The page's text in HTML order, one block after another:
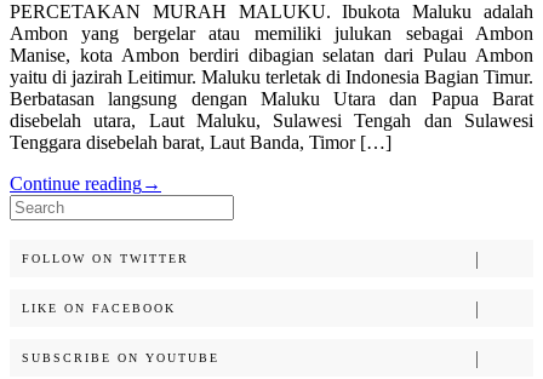
PERCETAKAN MURAH MALUKU. Ibukota Maluku adalah
Ambon yang bergelar atau memiliki julukan sebagai Ambon
Manise, kota Ambon berdiri dibagian selatan dari Pulau Ambon
yaitu di jazirah Leitimur. Maluku terletak di Indonesia Bagian Timur.
Berbatasan langsung dengan Maluku Utara dan Papua Barat
disebelah utara, Laut Maluku, Sulawesi Tengah dan Sulawesi
Tenggara disebelah barat, Laut Banda, Timor […]
Continue reading→
Search
for:
FOLLOW ON TWITTER
LIKE ON FACEBOOK
SUBSCRIBE ON YOUTUBE